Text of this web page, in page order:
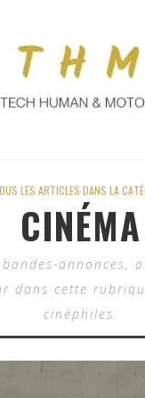
LES ARTICLES DANS LA
CINÉMA
annonces,
dans cette
cinéphiles.